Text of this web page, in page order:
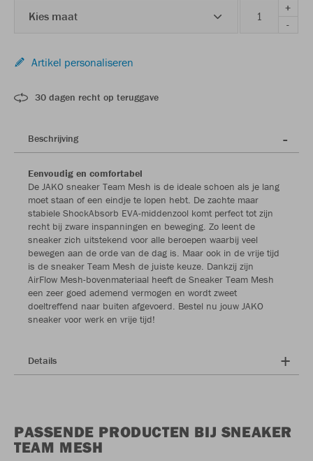
Kies maat
+
-
Artikel personaliseren
30 dagen recht op teruggave
Beschrijving
Eenvoudig en comfortabel
De JAKO sneaker Team Mesh is de ideale schoen als je lang
moet staan of een eindje te lopen hebt. De zachte maar
stabiele ShockAbsorb EVA-middenzool komt perfect tot zijn
recht bij zware inspanningen en beweging. Zo leent de
sneaker zich uitstekend voor alle beroepen waarbij veel
bewegen aan de orde van de dag is. Maar ook in de vrije tijd
is de sneaker Team Mesh de juiste keuze. Dankzij zijn
AirFlow Mesh-bovenmateriaal heeft de Sneaker Team Mesh
een zeer goed ademend vermogen en wordt zweet
doeltreffend naar buiten afgevoerd. Bestel nu jouw JAKO
sneaker voor werk en vrije tijd!
Details
PASSENDE PRODUCTEN BIJ SNEAKER
TEAM MESH